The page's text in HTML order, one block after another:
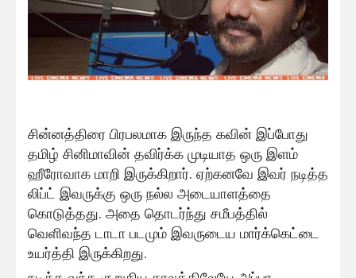
சின்னத்திரை பிரபலமாக இருந்த கவின் இப்போது
தமிழ் சினிமாவின் தவிர்க்க முடியாத ஒரு இளம்
ஹீரோவாக மாறி இருக்கிறார். ஏற்கனவே இவர் நடித்த
லிப்ட் இவருக்கு ஒரு நல்ல அடையாளத்தை
கொடுத்தது. அதை தொடர்ந்து சமீபத்தில்
வெளிவந்த டாடா படமும் இவருடைய மார்க்கெட்டை
உயர்த்தி இருக்கிறது.